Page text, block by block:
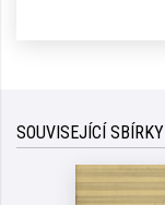
SOUVISEJÍCÍ SBÍRKY